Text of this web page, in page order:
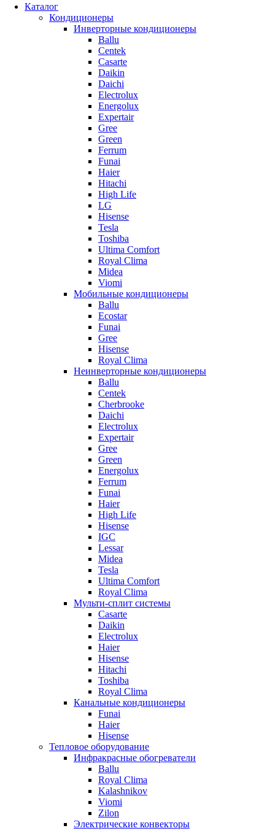
Каталог
Кондиционеры
Инверторные кондиционеры
Ballu
Centek
Casarte
Daikin
Daichi
Electrolux
Energolux
Expertair
Gree
Green
Ferrum
Funai
Haier
Hitachi
High Life
LG
Hisense
Tesla
Toshiba
Ultima Comfort
Royal Clima
Midea
Viomi
Мобильные кондиционеры
Ballu
Ecostar
Funai
Gree
Hisense
Royal Clima
Неинверторные кондиционеры
Ballu
Centek
Cherbrooke
Daichi
Electrolux
Expertair
Gree
Green
Energolux
Ferrum
Funai
Haier
High Life
Hisense
IGC
Lessar
Midea
Tesla
Ultima Comfort
Royal Clima
Мульти-сплит системы
Casarte
Daikin
Electrolux
Haier
Hisense
Hitachi
Toshiba
Royal Clima
Канальные кондиционеры
Funai
Haier
Hisense
Тепловое оборудование
Инфракрасные обогреватели
Ballu
Royal Clima
Kalashnikov
Viomi
Zilon
Электрические конвекторы